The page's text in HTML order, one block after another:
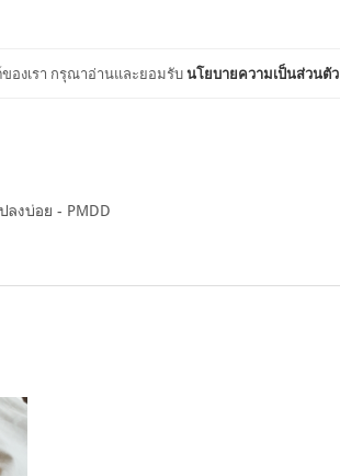
ของเรา กรุณาอ่านและยอมรับนโยบายความเป็นส่วนตัว
ลงบ่อย - PMDD